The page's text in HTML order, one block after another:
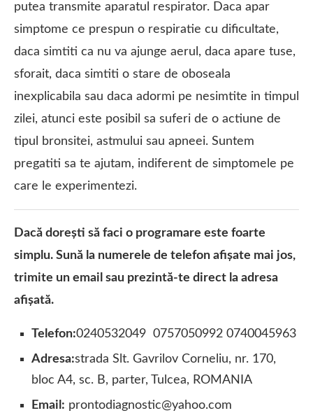
putea transmite aparatul respirator. Daca apar
simptome ce prespun o respiratie cu dificultate,
daca simtiti ca nu va ajunge aerul, daca apare tuse,
sforait, daca simtiti o stare de oboseala
inexplicabila sau daca adormi pe nesimtite in timpul
zilei, atunci este posibil sa suferi de o actiune de
tipul bronsitei, astmului sau apneei. Suntem
pregatiti sa te ajutam, indiferent de simptomele pe
care le experimentezi.
Dacă dorești să faci o programare este foarte
simplu. Sună la numerele de telefon afișate mai jos,
trimite un email sau prezintă-te direct la adresa
afișată.
Telefon:0240532049 0757050992 0740045963
Adresa:strada Slt. Gavrilov Corneliu, nr. 170,
bloc A4, sc. B, parter, Tulcea, ROMANIA
Email: prontodiagnostic@yahoo.com